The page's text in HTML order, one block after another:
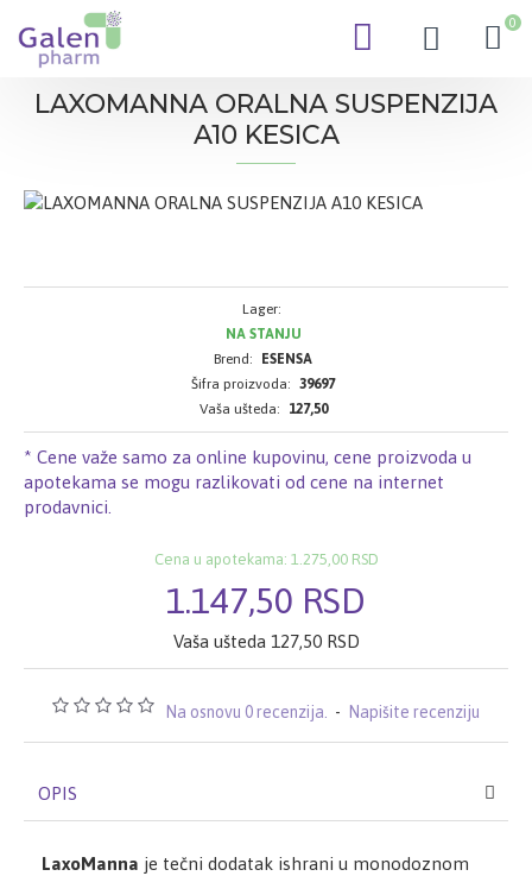
0
LAXOMANNA ORALNA SUSPENZIJA
A10 KESICA
Na osnovu 0 recenzija. - Napišite recenziju
* Cene važe samo za online kupovinu, cene proizvoda u
apotekama se mogu razlikovati od cene na internet
prodavnici.
1.147,50 RSD
Cena u apotekama: 1.275,00 RSD
Vaša ušteda 127,50 RSD
Lager:
NA STANJU
Brend:
ESENSA
Šifra proizvoda: 39697
Vaša ušteda:
127,50
OPIS
LaxoManna je tečni dodatak ishrani u monodoznom